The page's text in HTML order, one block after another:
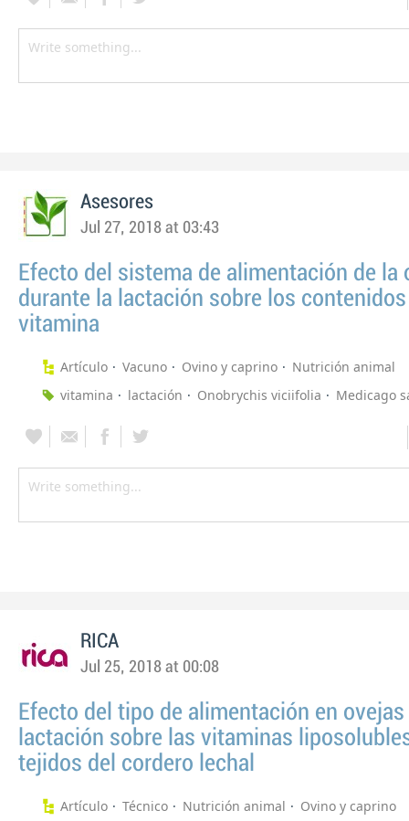
Asesores
Jul 27, 2018 at 03:43
Efecto del sistema de alimentación de la
durante la lactación sobre los
vitamina
Artículo Vacuno Ovino y caprino
Nutrición animal
vitamina
lactación Onobrychis viciifolia Medicago
RICA
Jul 25, 2018 at 00:08
Efecto del tipo de alimentación en ovejas
lactación sobre las vitaminas
tejidos del cordero lechal
Artículo Técnico Nutrición animal
Ovino y caprino